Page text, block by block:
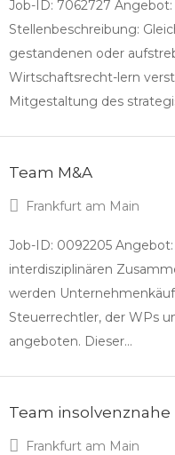
Job-ID: 7062727
Stellenbeschreibung:
gestandenen oder
Wirtschaftsrecht-lern
Mitgestaltung des
Team M&A
Frankfurt am Main
Job-ID: 0092205
interdisziplinären
werden
Steuerrechtler, der WPs
angeboten. Dieser…
Team
Frankfurt am Main